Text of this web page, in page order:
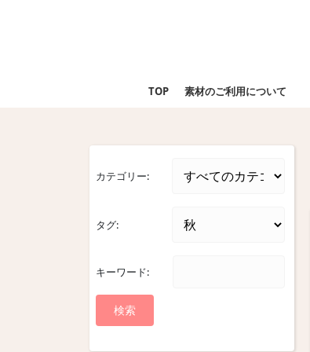
TOP 素材のご利用について
カテゴリー:
タグ:
キーワード: